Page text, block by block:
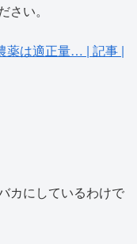
い。
薬は適正量… | 記事 |
カにしているわけで